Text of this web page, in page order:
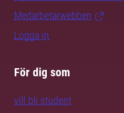
Medarbetarwebben
Logga in
För dig som
vill bli student